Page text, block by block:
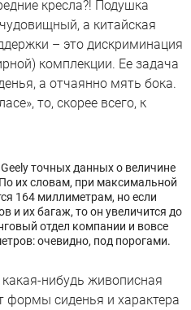
кресла?! Подушка
а китайская
– это дискриминация
комплекции. Ее задача
а отчаянно мять бока.
то, скорее всего, к
точных данных о величине
их словам, при максимальной
164 миллиметрам, но если
и их багаж, то он увеличится до
отдел компании и вовсе
очевидно, под порогами.
нибудь живописная
формы сиденья и характера